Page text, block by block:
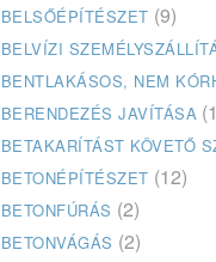
BELSŐÉPÍTÉSZET (9)
BELVÍZI
BENTLAKÁSOS, NEM
BERENDEZÉS JAVÍTÁSA
BETAKARÍTÁST KÖVETŐ
BETONÉPÍTÉSZET (12)
BETONFÚRÁS (2)
BETONVÁGÁS (2)